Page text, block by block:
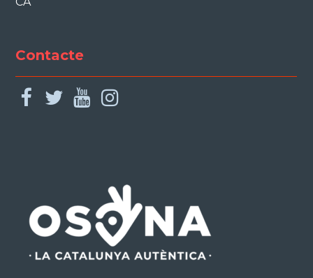
Contacte
facebook
twitteryoutube